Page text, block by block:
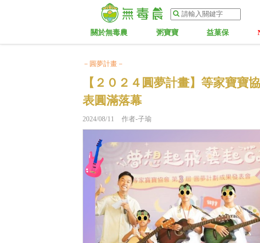
關於無毒農 粥寶寶 益菓保
－圓夢計畫－
【２０２４圓夢計畫】等家寶
表圓滿落幕
2024/08/11 作者-子瑜